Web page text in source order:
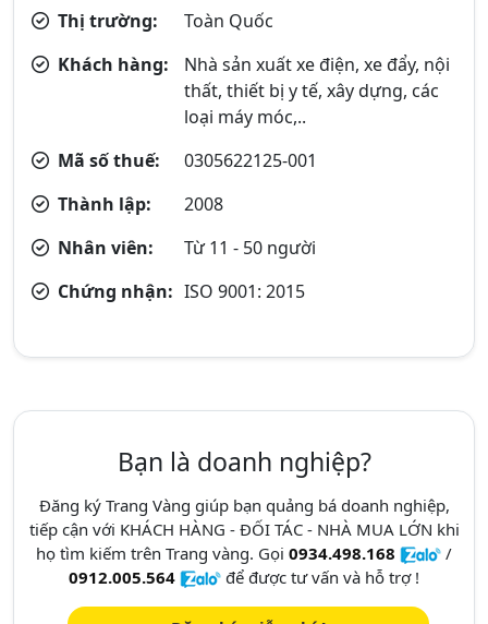
Thị trường:
Toàn Quốc
Khách hàng:
Nhà sản xuất xe điện, xe đẩy, nội
thất, thiết bị y tế, xây dựng, các
loại máy móc,..
Mã số thuế:
0305622125-001
Thành lập:
2008
Nhân viên:
Từ 11 - 50 người
Chứng nhận: ISO 9001: 2015
Bạn là doanh nghiệp?
Đăng ký Trang Vàng giúp bạn quảng bá doanh nghiệp,
tiếp cận với KHÁCH HÀNG - ĐỐI TÁC - NHÀ MUA LỚN khi
họ tìm kiếm trên Trang vàng. Gọi 0934.498.168
/
0912.005.564
để được tư vấn và hỗ trợ !